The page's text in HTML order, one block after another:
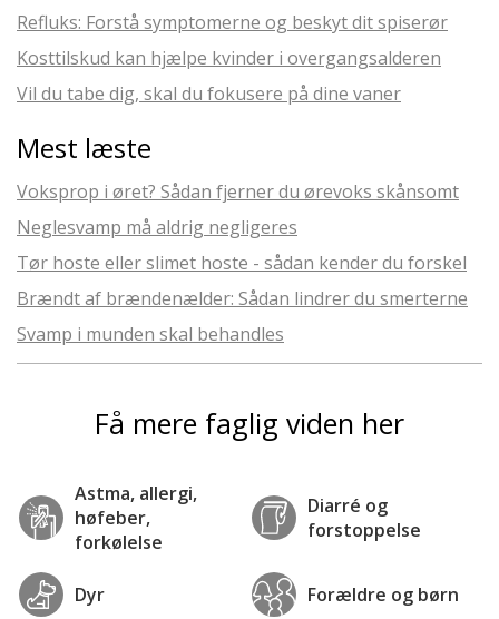
Refluks: Forstå symptomerne og beskyt dit spiserør
Kosttilskud kan hjælpe kvinder i overgangsalderen
Vil du tabe dig, skal du fokusere på dine vaner
Mest læste
Voksprop i øret? Sådan fjerner du ørevoks skånsomt
Neglesvamp må aldrig negligeres
Tør hoste eller slimet hoste - sådan kender du forskel
Brændt af brændenælder: Sådan lindrer du smerterne
Svamp i munden skal behandles
Få mere faglig viden her
Astma, allergi,
høfeber,
forkølelse
Diarré og
forstoppelse
Dyr Forældre og børn